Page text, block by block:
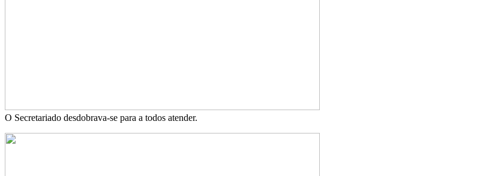
O Secretariado desdobrava-se para a todos atender.